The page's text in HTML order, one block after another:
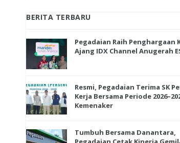
BERITA TERBARU
Pegadaian Raih Penghargaan
Ajang IDX Channel Anugerah
Resmi, Pegadaian Terima SK
Kerja Bersama Periode
Kemenaker
Tumbuh Bersama Danantara,